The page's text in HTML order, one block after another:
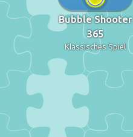
Bubble Shooter
365
Klassisches Spiel